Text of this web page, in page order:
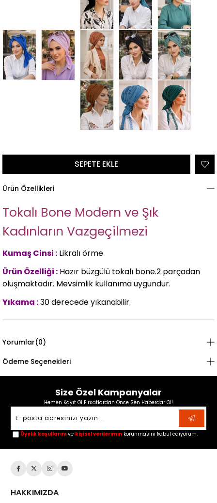
Ürün Özellikleri
Tokalı Bone Modern ve Şık
Kadınların Vazgeçilmezi
Kumaş Cinsi : Likralı örme
Ürün Özelliği : Hazır büzgülü tokalı bone.2 parçadan
oluşmaktadır. Mevsimlik kullanıma uygundur.
Yıkama :30 derecede yıkanabilir.
Yorumlar(0)
Ödeme Seçenekleri
Size Özel Kampanyalar
Hemen Kayıt Ol Fırsatlardan Önce Sen Haberdar Ol!
Üyelik koşullarını ve kişisel verilerimin korunmasını kabul ediyorum.
HAKKIMIZDA